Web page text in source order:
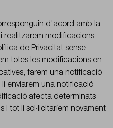
d'acord amb la
realitzarem modificacions
de Privacitat sense
totes les modificacions en
farem una notificació
enviarem una notificació
afecta determinats
i tot li sol·licitaríem novament